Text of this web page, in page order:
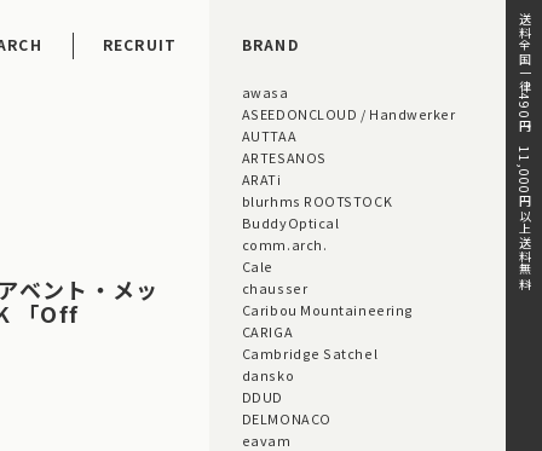
RECRUIT
ベント・メッ
「Off
BRAND
awasa
ASEEDONCLOUD / Handwerker
AUTTAA
ARTESANOS
ARATi
blurhms ROOTSTOCK
BuddyOptical
comm.arch.
Cale
chausser
Caribou Mountaineering
CARIGA
Cambridge Satchel
dansko
DDUD
DELMONACO
eavam
送料全国一律490円。11,000円以上送料無料。